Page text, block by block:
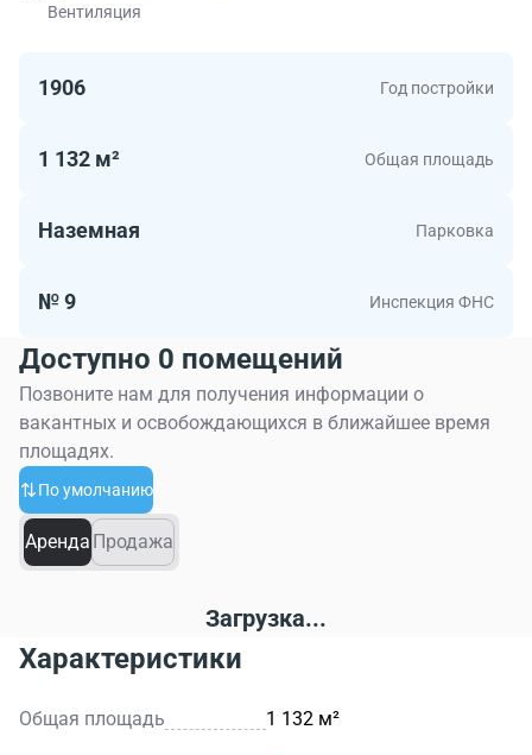
компании.
Вентиляция
1906 Год постройки
1 132 м² Общая площадь
Наземная Парковка
№ 9 Инспекция ФНС
Доступно 0 помещений
Позвоните нам для получения информации о
вакантных и освобождающихся в ближайшее время
площадях.
По умолчанию
Аренда Продажа
Загрузка...
Характеристики
Общая площадь 1 132 м²